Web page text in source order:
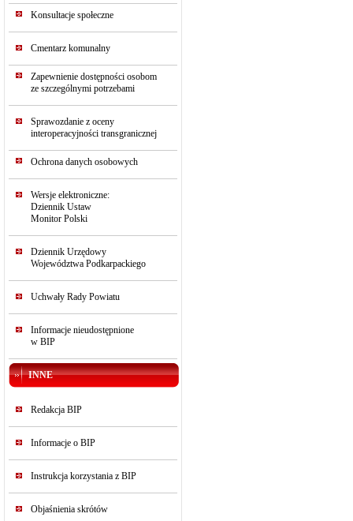
Konsultacje społeczne
Cmentarz komunalny
Zapewnienie dostępności osobom
ze szczególnymi potrzebami
Sprawozdanie z oceny
interoperacyjności transgranicznej
Ochrona danych osobowych
Wersje elektroniczne:
Dziennik Ustaw
Monitor Polski
Dziennik Urzędowy
Województwa Podkarpackiego
Uchwały Rady Powiatu
Informacje nieudostępnione
w BIP
INNE
Redakcja BIP
Informacje o BIP
Instrukcja korzystania z BIP
Objaśnienia skrótów